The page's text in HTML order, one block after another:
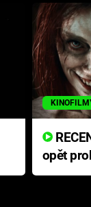
RECENZE: Smrtelné zlo se
opět
přichází